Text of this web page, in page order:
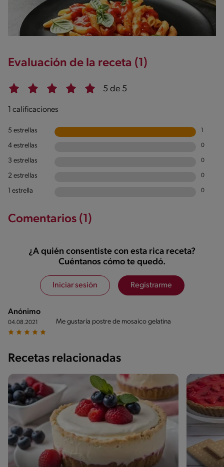
Evaluación de la receta (1)
5 de 5
1 calificaciones
5 estrellas
4 estrellas 0
3 estrellas 0
2 estrellas 0
1 estrella 0
Comentarios (1)
¿A quién consentiste con esta rica receta?
Cuéntanos cómo te quedó.
Iniciar sesión Registrarme
Anónimo
04.08.2021 Me gustaría postre de mosaico gelatina
Recetas relacionadas